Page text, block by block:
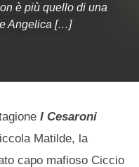
è più quello di una
Angelica […]
I Cesaroni
Matilde, la
capo mafioso Ciccio